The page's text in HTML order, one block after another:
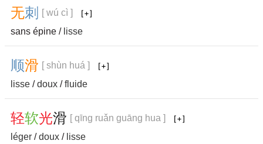
无刺
[ wú cì ]
sans épine / lisse
顺滑 [ shùn huá ]
lisse /doux /fluide
轻软光滑 [ qīng ruǎn guāng hua ]
léger /doux / lisse